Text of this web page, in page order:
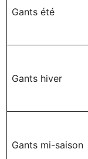
Gants été
Gants hiver
Gants mi-saison